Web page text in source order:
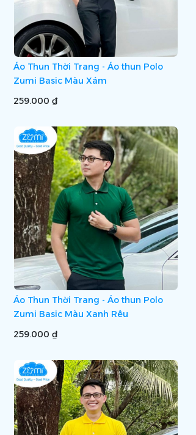
Áo Thun Thời Trang - Áo thun Polo
Zumi Basic Màu Xám
259.000 ₫
Áo Thun Thời Trang - Áo thun Polo
Zumi Basic Màu Xanh Rêu
259.000 ₫